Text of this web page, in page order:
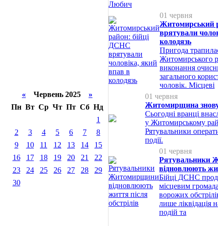
« Червень 2025 »
Пн Вт Ср Чт Пт Сб Нд
1
2
3 4 5 6 7
8
9
10 11 12 13 14
15
16
17 18 19 20 21
22
23
24 25 26 27 28
29
30
01 червня
Житомирський
врятували
колодязь
Пригода
Житомирського
виконання
загального
чоловік. Місцеві
01 червня
Житомирщина знову
Сьогодні вранці
у Житомирському
Рятувальники
події.
01 червня
Рятувальники
відновлюють
Бійці ДСНС
місцевим
ворожих
лише ліквідація
подій та